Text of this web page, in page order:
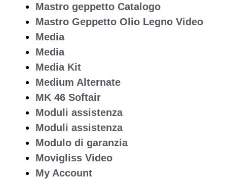
Mastro geppetto Catalogo
Mastro Geppetto Olio Legno Video
Media
Media
Media Kit
Medium Alternate
MK 46 Softair
Moduli assistenza
Moduli assistenza
Modulo di garanzia
Movigliss Video
My Account